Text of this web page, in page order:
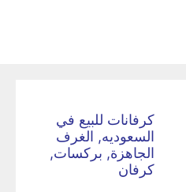
كرفانات للبيع في
السعوديه, الغرف
الجاهزة, بركسات,
كرفان